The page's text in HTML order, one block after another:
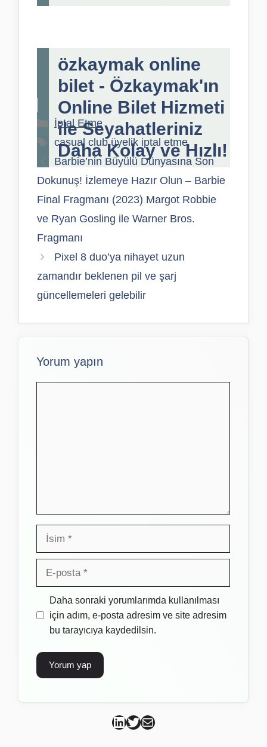
özkaymak online
bilet - Özkaymak'ın
Online Bilet Hizmeti
ile Seyahatleriniz
Daha Kolay ve Hızlı!
Kategoriler
İptal Etme
Etiketler
casual club üyelik iptal etme
Barbie’nin Büyülü Dünyasına Son
Dokunuş! İzlemeye Hazır Olun – Barbie
Final Fragmanı (2023) Margot Robbie
ve Ryan Gosling ile Warner Bros.
Fragmanı
Pixel 8 duo’ya nihayet uzun
zamandır beklenen pil ve şarj
güncellemeleri gelebilir
Yorum yapın
İsim
posta
İnternet
sitesi
Daha sonraki yorumlarımda kullanılması
için adım, e-posta adresim ve site adresim
bu tarayıcıya kaydedilsin.
Can Kütahya Linkedin
Can Kütahya Twitter
Can Kütahya Mail